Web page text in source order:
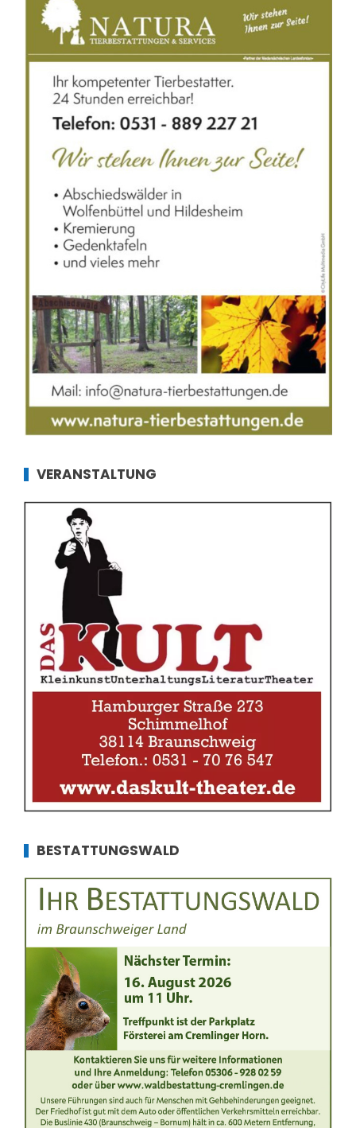
VERANSTALTUNG
BESTATTUNGSWALD